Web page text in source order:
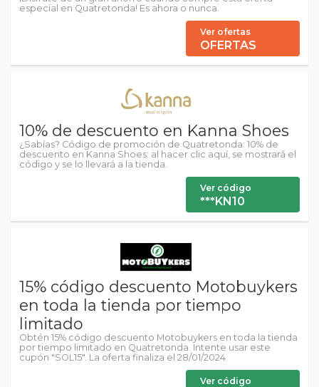
especial en Quatretonda! Es ahora o nunca.
Ver ofertas
OFERTAS
10% de descuento en Kanna Shoes
¿Sabías? Código de promoción de Quatretonda: 10% de
descuento en Kanna Shoes: al hacer clic aquí, se mostrará el
código y se lo llevará a la tienda.
Ver código
***KN10
15% código descuento Motobuykers
en toda la tienda por tiempo
limitado
Obtén 15% código descuento Motobuykers en toda la tienda
por tiempo limitado en Quatretonda. Intente usar este
cupón "SOL15". La oferta finaliza el 28/01/2024.
Ver código